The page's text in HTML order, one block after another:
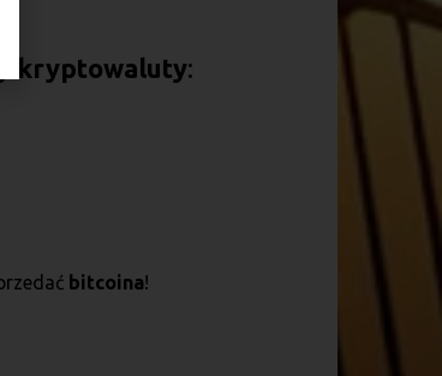
kryptowaluty:
bitcoina!